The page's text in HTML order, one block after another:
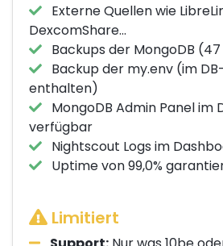
Externe Quellen wie
DexcomShare...
Backups der MongoDB
Backup der my.env (im
enthalten)
MongoDB Admin Panel im
verfügbar
Nightscout Logs im
Uptime von 99,0%
Limitiert